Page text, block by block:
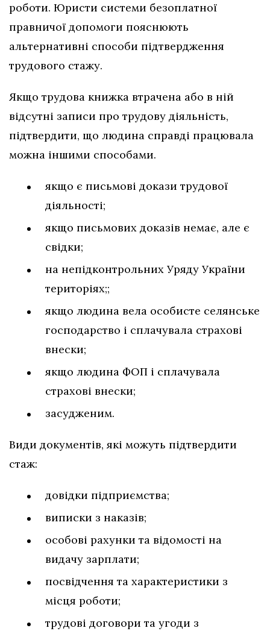
роботи. Юристи системи безоплатної
правничої допомоги пояснюють
альтернативні способи підтвердження
трудового стажу.
Якщо трудова книжка втрачена або в ній
відсутні записи про трудову діяльність,
підтвердити, що людина справді працювала
можна іншими способами.
якщо є письмові докази трудової
діяльності;
якщо письмових доказів немає, але є
свідки;
на непідконтрольних Уряду України
територіях;;
якщо людина вела особисте селянське
господарство і сплачувала страхові
внески;
якщо людина ФОП і сплачувала
страхові внески;
засудженим.
Види документів, які можуть підтвердити
стаж:
довідки підприємства;
виписки з наказів;
особові рахунки та відомості на
видачу зарплати;
посвідчення та характеристики з
місця роботи;
трудові договори та угоди з